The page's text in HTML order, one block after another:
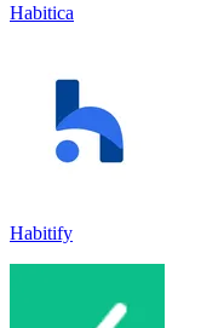
Habitica
Habitify